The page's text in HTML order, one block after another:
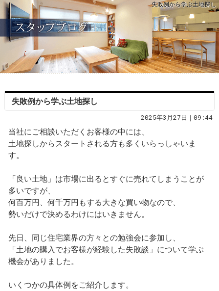
失敗例から学ぶ土地探し
失敗例から学ぶ土地探し
2025年3月27日｜09:44
当社にご相談いただくお客様の中には、
土地探しからスタートされる方も多くいらっしゃいま
す。
「良い土地」は市場に出るとすぐに売れてしまうことが
多いですが、
何百万円、何千万円もする大きな買い物なので、
勢いだけで決めるわけにはいきません。
先日、同じ住宅業界の方々との勉強会に参加し、
「土地の購入でお客様が経験した失敗談」について学ぶ
機会がありました。
いくつかの具体例をご紹介します。